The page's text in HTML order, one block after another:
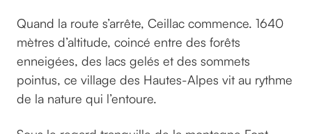
Quand la route s’arrête, Ceillac commence. 1640
mètres d’altitude, coincé entre des forêts
enneigées, des lacs gelés et des sommets
pointus, ce village des Hautes-Alpes vit au rythme
de la nature qui l’entoure.